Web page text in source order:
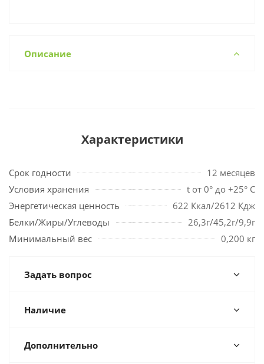
Описание
Характеристики
Срок годности
12 месяцев
Условия хранения
t от 0° до +25° С
Энергетическая ценность
622 Ккал/2612 Кдж
Белки/Жиры/Углеводы
26,3г/45,2г/9,9г
Минимальный вес
0,200 кг
Задать вопрос
Наличие
Дополнительно